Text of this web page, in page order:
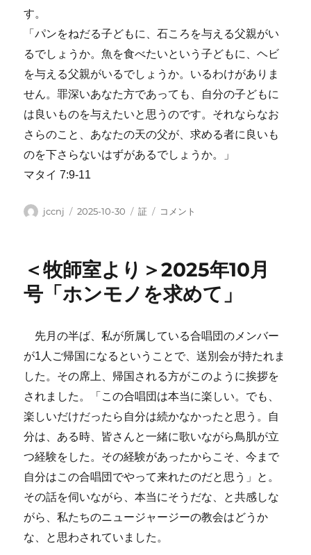
す。
「パンをねだる子どもに、石ころを与える父親がい
るでしょうか。魚を食べたいという子どもに、ヘビ
を与える父親がいるでしょうか。いるわけがありま
せん。罪深いあなた方であっても、自分の子どもに
は良いものを与えたいと思うのです。それならなお
さらのこと、あなたの天の父が、求める者に良いも
のを下さらないはずがあるでしょうか。」
マタイ 7:9-11
投
jccnj
投
2025-10-30
カ
ー
証
聖
従
て
に
コメント
＜牧師室より＞2025年10月
号「ホンモノを求めて」
先月の半ば、私が所属している合唱団のメンバー
が1人ご帰国になるということで、送別会が持たれま
した。その席上、帰国される方がこのように挨拶を
されました。「この合唱団は本当に楽しい。でも、
楽しいだけだったら自分は続かなかったと思う。自
分は、ある時、皆さんと一緒に歌いながら鳥肌が立
つ経験をした。その経験があったからこそ、今まで
自分はこの合唱団でやって来れたのだと思う」と。
その話を伺いながら、本当にそうだな、と共感しな
がら、私たちのニュージャージーの教会はどうか
な、と思わされていました。